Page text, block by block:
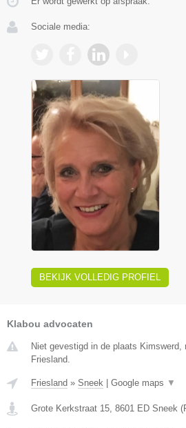
Sociale media:
BEKIJK VOLLEDIG PROFIEL
Klabou advocaten
Niet gevestigd in de plaats Kimswerd,
Friesland.
Friesland » Sneek Google maps ▼
Grote Kerkstraat 15, 8601 ED Sneek (